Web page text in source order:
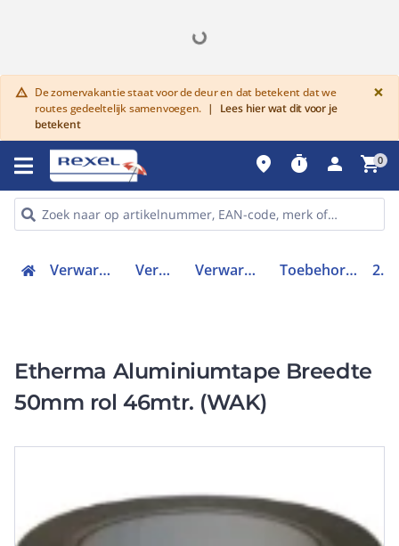
warning De zomervakantie staat voor de deur en dat betekent dat we
routes gedeeltelijk samenvoegen. |
Lees hier wat dit voor je
betekent
×
place timer person shopping_cart0
Verwarmen, Koelen en Ventileren Verwarmingssystemen Verwarmingskabels (accessoires) Toebehoren voor verwarmingskabel 28353
Etherma Aluminiumtape Breedte
50mm rol 46mtr. (WAK)